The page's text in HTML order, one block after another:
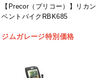
【Precor（プリコー）】リカン
ベントバイクRBK685
ジムガレージ特別価格